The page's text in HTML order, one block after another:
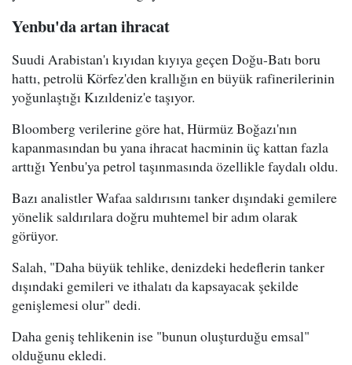
Yenbu'da artan ihracat
Suudi Arabistan'ı kıyıdan kıyıya geçen Doğu-Batı boru
hattı, petrolü Körfez'den krallığın en büyük rafinerilerinin
yoğunlaştığı Kızıldeniz'e taşıyor.
Bloomberg verilerine göre hat, Hürmüz Boğazı'nın
kapanmasından bu yana ihracat hacminin üç kattan fazla
arttığı Yenbu'ya petrol taşınmasında özellikle faydalı oldu.
Bazı analistler Wafaa saldırısını tanker dışındaki gemilere
yönelik saldırılara doğru muhtemel bir adım olarak
görüyor.
Salah, "Daha büyük tehlike, denizdeki hedeflerin tanker
dışındaki gemileri ve ithalatı da kapsayacak şekilde
genişlemesi olur" dedi.
Daha geniş tehlikenin ise "bunun oluşturduğu emsal"
olduğunu ekledi.